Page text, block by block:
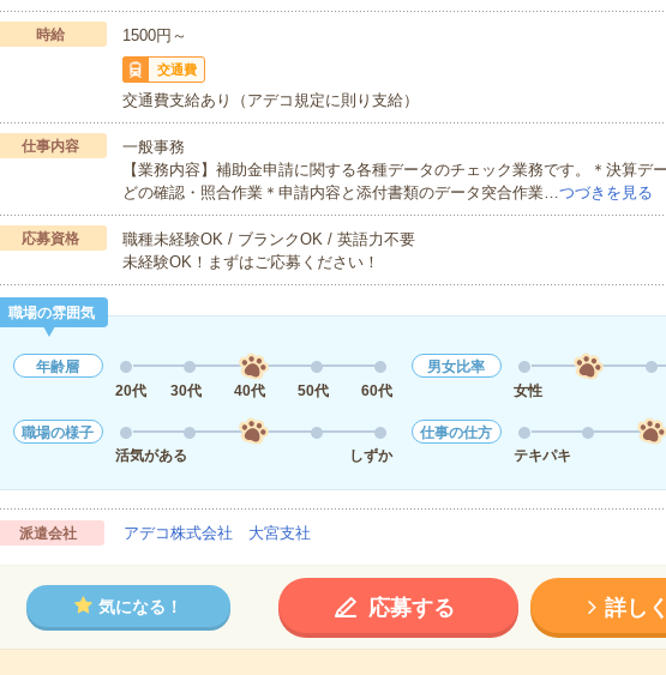
時給 1500円～
交通費
交通費支給あり（アデコ規定に則り支給）
仕事内容
一般事務
【業務内容】補助金申請に関する各種データのチェック業務です。＊決算デ
どの確認・照合作業＊申請内容と添付書類のデータ突合作業…つづきを見る
応募資格
職種未経験OK / ブランクOK / 英語力不要
未経験OK！まずはご応募ください！
職場の雰囲気
年齢層
20代
30代 40代 50代 60代
男女比率
女性
職場の様子
活気がある
しずか
仕事の仕方
テキパキ
派遣会社 アデコ株式会社 大宮支社
気になる！ 応募する 詳し